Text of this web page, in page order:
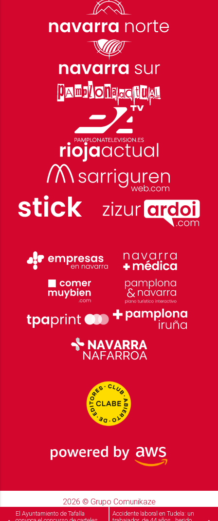
2026 © Grupo Comunikaze
Desarrollado por:OA Cloud
El Ayuntamiento de Tafalla
Accidente laboral en Tudela: un